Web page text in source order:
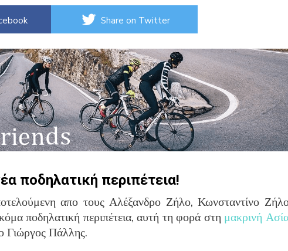
Share on Twitter
ποδηλατική περιπέτεια!
απο τους Αλέξανδρο Ζήλο, Κωνσταντίνο
ποδηλατική περιπέτεια, αυτή τη φορά στη μακρινή
Γιώργος Πάλλης.